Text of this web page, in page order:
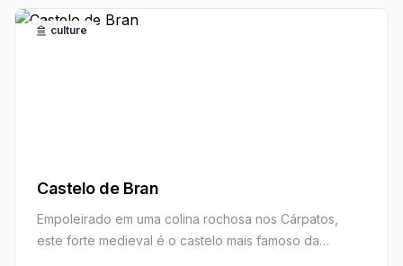
culture
Castelo de Bran
Empoleirado em uma colina rochosa nos Cárpatos,
este forte medieval é o castelo mais famoso da